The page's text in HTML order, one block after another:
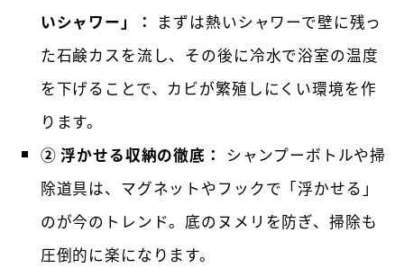
いシャワー」：
まずは熱いシャワーで壁に残っ
た石鹸カスを流し、その後に冷水で浴室の温度
を下げることで、カビが繁殖しにくい環境を作
ります。
② 浮かせる収納の徹底：
シャンプーボトルや掃
除道具は、マグネットやフックで「浮かせる」
のが今のトレンド。底のヌメリを防ぎ、掃除も
圧倒的に楽になります。